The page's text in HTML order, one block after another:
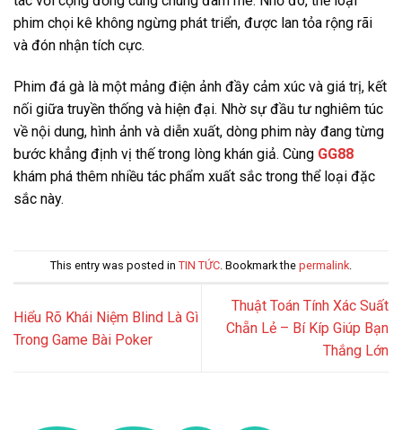
phim chọi kê không ngừng phát triển, được lan tỏa rộng rãi
và đón nhận tích cực.
Phim đá gà là một mảng điện ảnh đầy cảm xúc và giá trị, kết
nối giữa truyền thống và hiện đại. Nhờ sự đầu tư nghiêm túc
về nội dung, hình ảnh và diễn xuất, dòng phim này đang từng
bước khẳng định vị thế trong lòng khán giả. Cùng GG88
khám phá thêm nhiều tác phẩm xuất sắc trong thể loại đặc
sắc này.
This entry was posted in TIN TỨC. Bookmark the permalink.
Hiểu Rõ Khái Niệm Blind Là Gì
Trong Game Bài Poker
Thuật Toán Tính Xác Suất
Chẵn Lẻ – Bí Kíp Giúp Bạn
Thắng Lớn